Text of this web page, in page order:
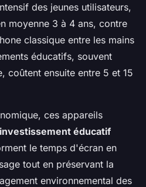
des jeunes utilisateurs,
moyenne 3 à 4 ans, contre
classique entre les mains
éducatifs, souvent
coûtent ensuite entre 5 et 15
ces appareils
éducatif
le temps d'écran en
tout en préservant la
environnemental des